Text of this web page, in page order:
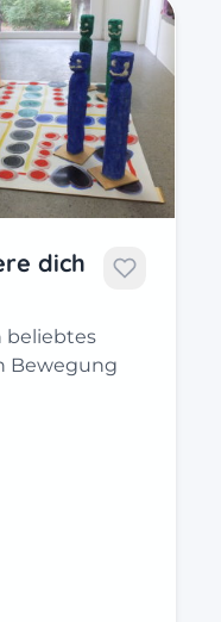
dich
beliebtes
Bewegung